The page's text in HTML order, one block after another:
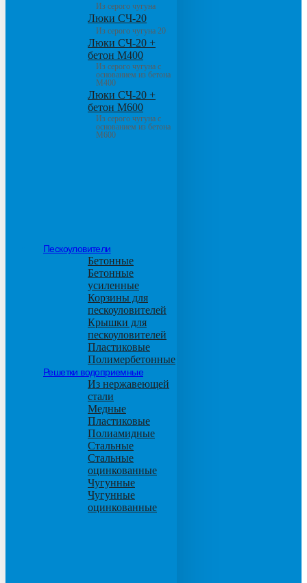
Из серого чугуна
Люки СЧ-20
Из серого чугуна 20
Люки СЧ-20 +
бетон М400
Из серого чугуна с
основанием из бетона
М400
Люки СЧ-20 +
бетон М600
Из серого чугуна с
основанием из бетона
М600
Пескоуловители
Бетонные
Бетонные
усиленные
Корзины для
пескоуловителей
Крышки для
пескоуловителей
Пластиковые
Полимербетонные
Решетки водоприемные
Из нержавеющей
стали
Медные
Пластиковые
Полиамидные
Стальные
Стальные
оцинкованные
Чугунные
Чугунные
оцинкованные